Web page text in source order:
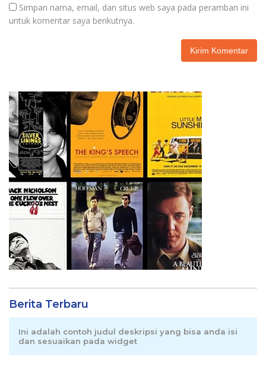
Simpan nama, email, dan situs web saya pada peramban ini
untuk komentar saya berikutnya.
Berita Terbaru
Ini adalah contoh judul deskripsi yang bisa anda isi
dan sesuaikan pada widget